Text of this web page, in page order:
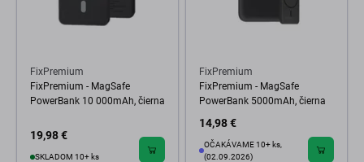
FixPremium
FixPremium - MagSafe
PowerBank 10 000mAh, čierna
19,98 €
SKLADOM 10+ ks
FixPremium
FixPremium - MagSafe
PowerBank 5000mAh, čierna
14,98 €
OČAKÁVAME 10+ ks,
(02.09.2026)